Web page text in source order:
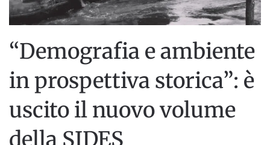
“Demografia e ambiente
in prospettiva storica”: è
uscito il nuovo volume